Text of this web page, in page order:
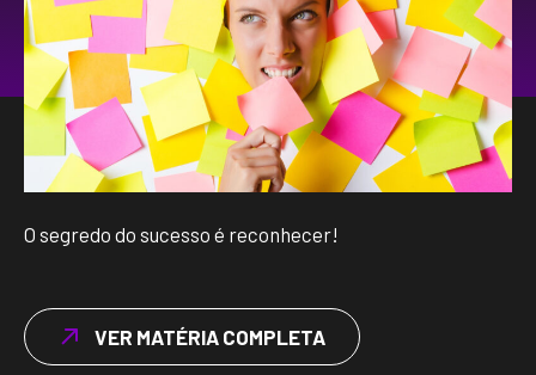
O segredo do sucesso é reconhecer!
VER MATÉRIA COMPLETA